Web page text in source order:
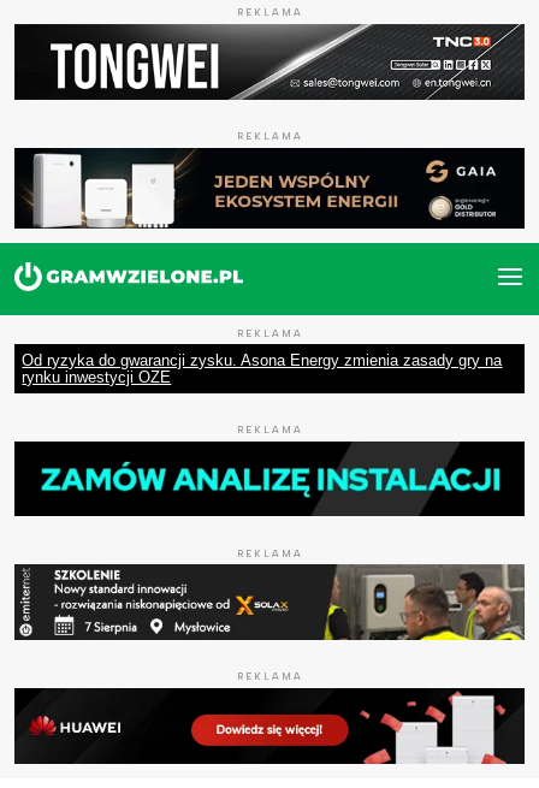
REKLAMA
REKLAMA
REKLAMA
Od ryzyka do gwarancji zysku. Asona Energy zmienia zasady gry na
rynku inwestycji OZE
REKLAMA
REKLAMA
REKLAMA